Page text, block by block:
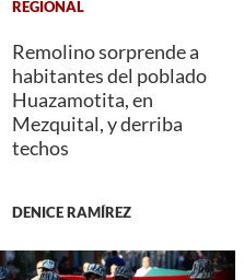
REGIONAL
Remolino sorprende a
habitantes del poblado
Huazamotita, en
Mezquital, y derriba
techos
DENICE RAMÍREZ